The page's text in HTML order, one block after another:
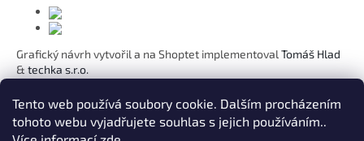
Tento web používá soubory cookie. Dalším procházením
tohoto webu vyjadřujete souhlas s jejich používáním..
Grafický návrh vytvořil a na Shoptet implementoval Tomáš Hlad
& techka s.r.o.
Koho chcete obdarovat?
Pre mamičku